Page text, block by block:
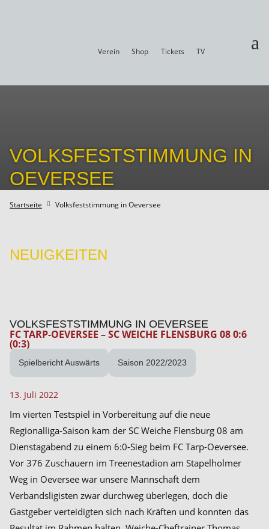
Verein Shop Tickets TV a
VOLKSFESTSTIMMUNG IN
OEVERSEE
Startseite  Volksfeststimmung in Oeversee
NEUIGKEITEN
VOLKSFESTSTIMMUNG IN OEVERSEE
FC TARP-OEVERSEE – SC WEICHE FLENSBURG 08 0:6
(0:3)
Spielbericht Auswärts Saison 2022/2023
13. Juli 2022
Im vierten Testspiel in Vorbereitung auf die neue
Regionalliga-Saison kam der SC Weiche Flensburg 08 am
Dienstagabend zu einem 6:0-Sieg beim FC Tarp-Oeversee.
Vor 376 Zuschauern im Treenestadion am Stapelholmer
Weg in Oeversee war unsere Mannschaft dem
Verbandsligisten zwar durchweg überlegen, doch die
Gastgeber verteidigten sich nach Kräften und konnten das